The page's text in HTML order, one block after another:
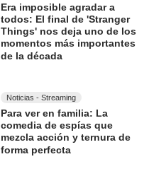
Era imposible agradar a
todos: El final de 'Stranger
Things' nos deja uno de los
momentos más importantes
de la década
Noticias - Streaming
Para ver en familia: La
comedia de espías que
mezcla acción y ternura de
forma perfecta